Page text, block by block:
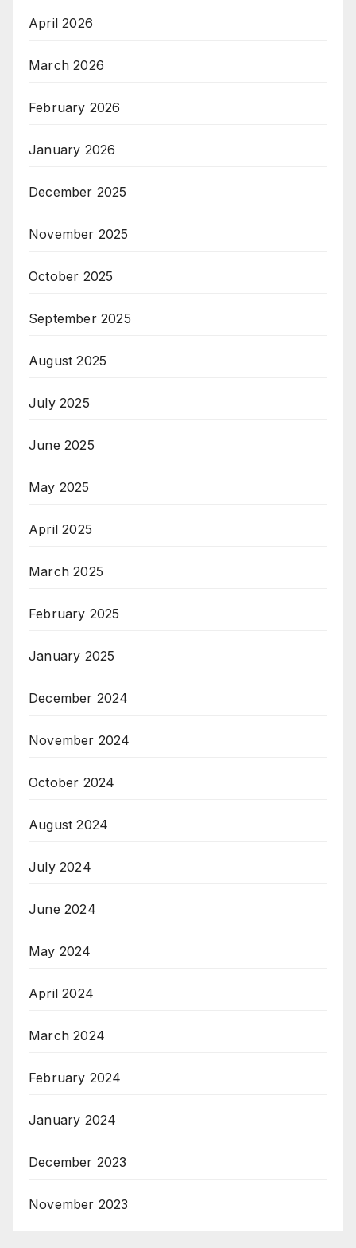
April 2026
March 2026
February 2026
January 2026
December 2025
November 2025
October 2025
September 2025
August 2025
July 2025
June 2025
May 2025
April 2025
March 2025
February 2025
January 2025
December 2024
November 2024
October 2024
August 2024
July 2024
June 2024
May 2024
April 2024
March 2024
February 2024
January 2024
December 2023
November 2023